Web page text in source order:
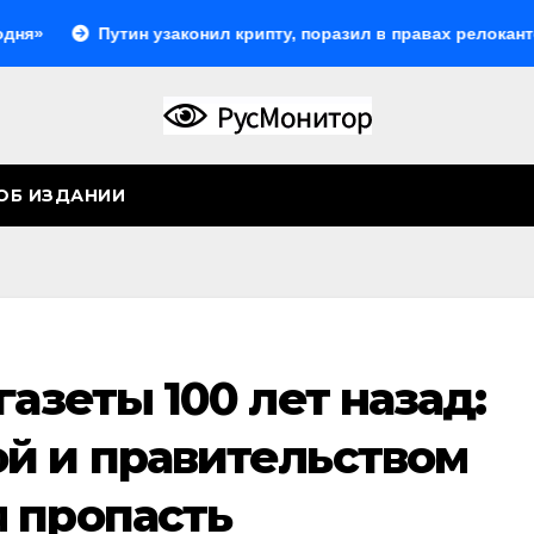
Путин узаконил крипту, поразил в правах релокантов,
ИЗДАНИИ
100 лет назад:
и правительством